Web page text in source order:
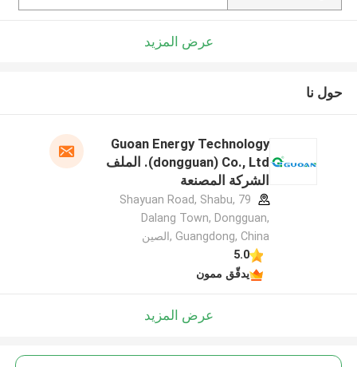
عرض المزيد
حول نا
Guoan Energy Technology
(dongguan) Co., Ltd. الملف
الشركة المصنعة
79 Shayuan Road, Shabu,
Dalang Town, Dongguan,
Guangdong, China ,الصين
5.0
يدقّق ممون
عرض المزيد